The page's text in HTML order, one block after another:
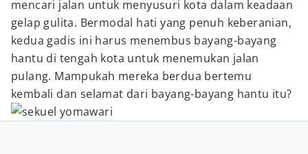
mencari jalan untuk menyusuri kota dalam keadaan
gelap gulita. Bermodal hati yang penuh keberanian,
kedua gadis ini harus menembus bayang-bayang
hantu di tengah kota untuk menemukan jalan
pulang. Mampukah mereka berdua bertemu
kembali dan selamat dari bayang-bayang hantu itu?